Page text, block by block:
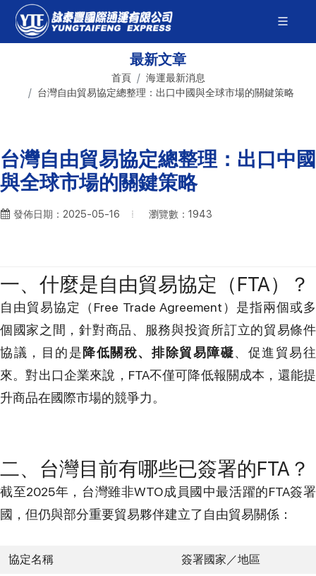
最新文章
首頁
海運最新消息
台灣自由貿易協定總整理：出口中國與全球市場的關鍵策略
台灣自由貿易協定總整理：出口中國
與全球市場的關鍵策略
發佈日期：2025-05-16 瀏覽數：1943
一、什麼是自由貿易協定（FTA）？
自由貿易協定（Free Trade Agreement）是指兩個或多
個國家之間，針對商品、服務與投資所訂立的貿易條件
協議，目的是 降低關稅、排除貿易障礙、促進貿易往
來。對出口企業來說，FTA不僅可降低報關成本，還能提
升商品在國際市場的競爭力。
二、台灣目前有哪些已簽署的FTA？
截至2025年，台灣雖非WTO成員國中最活躍的FTA簽署
國，但仍與部分重要貿易夥伴建立了自由貿易關係：
協定名稱 簽署國家／地區